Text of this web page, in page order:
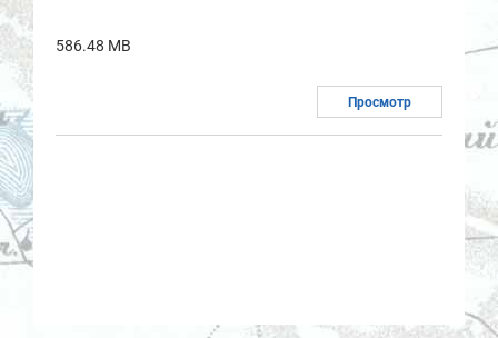
586.48 MB
Просмотр